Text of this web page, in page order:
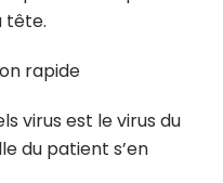
tête.
rapide
virus est le virus du
du patient s’en